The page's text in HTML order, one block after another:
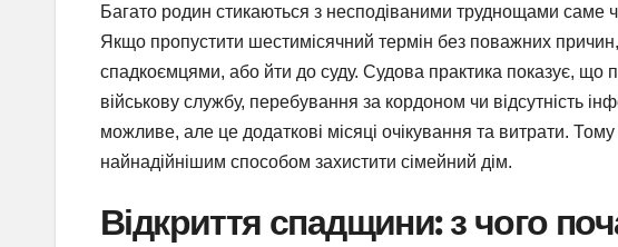
Багато родин стикаються з несподіваними труднощами саме
Якщо пропустити шестимісячний термін без поважних
спадкоємцями, або йти до суду. Судова практика показує,
військову службу, перебування за кордоном чи відсутність
можливе, але це додаткові місяці очікування та витрати.
найнадійнішим способом захистити сімейний дім.
Відкриття спадщини: з чого